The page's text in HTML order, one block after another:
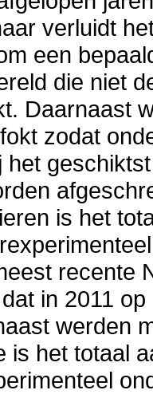
verluidt
een
die niet
Daarnaast
zodat
het
is het
recente
in 2011
werden
is het totaal